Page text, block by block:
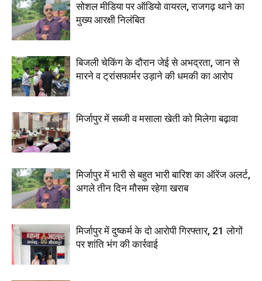
सोशल मीडिया पर ऑडियो वायरल, राजगढ़ थाने का
मुख्य आरक्षी निलंबित
बिजली चेकिंग के दौरान जेई से अभद्रता, जान से
मारने व ट्रांसफार्मर उड़ाने की धमकी का आरोप
मिर्जापुर में सब्जी व मसाला खेती को मिलेगा बढ़ावा
मिर्जापुर में भारी से बहुत भारी बारिश का ऑरेंज अलर्ट,
अगले तीन दिन मौसम रहेगा खराब
मिर्जापुर में दुष्कर्म के दो आरोपी गिरफ्तार, 21 लोगों
पर शांति भंग की कार्रवाई